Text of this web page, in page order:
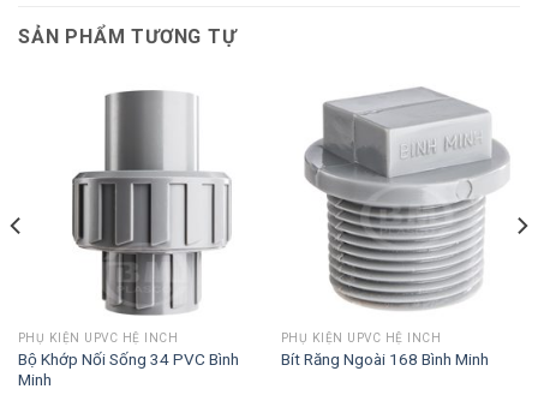
SẢN PHẨM TƯƠNG TỰ
PHỤ KIỆN UPVC HỆ INCH
Bộ Khớp Nối Sống 34 PVC Bình
Minh
PHỤ KIỆN UPVC HỆ INCH
Bít Răng Ngoài 168 Bình Minh